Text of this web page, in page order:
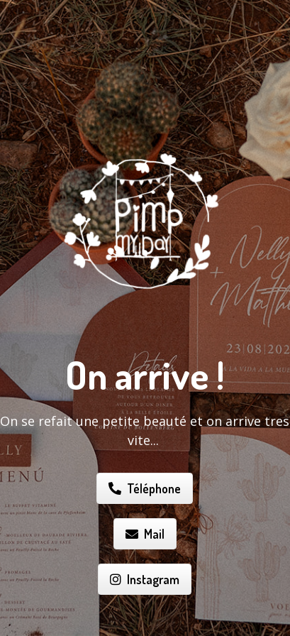
On arrive !
On se refait une petite beauté et on arrive tres
vite...
Téléphone
Mail
Instagram